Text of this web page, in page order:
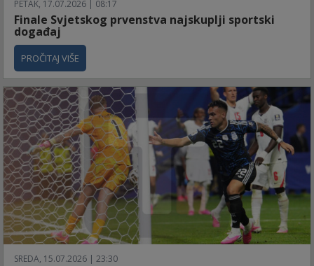
PETAK, 17.07.2026 | 08:17
Finale Svjetskog prvenstva najskuplji sportski
događaj
PROČITAJ VIŠE
SREDA, 15.07.2026 | 23:30